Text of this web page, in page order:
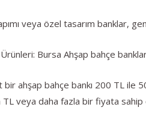
veya özel tasarım banklar,
Bursa Ahşap bahçe
ahşap bahçe bankı 200 TL ile
TL veya daha fazla bir fiyata sahip